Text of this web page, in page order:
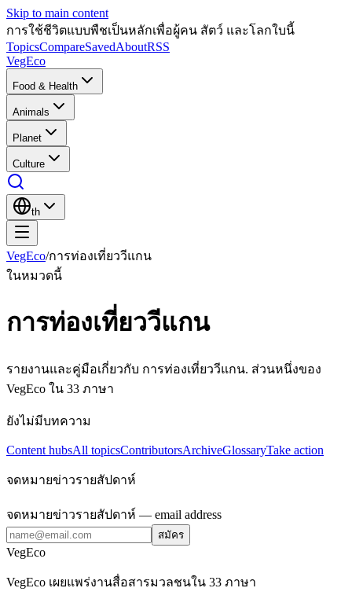
Skip to main content
การใช้ชีวิตแบบพืชเป็นหลักเพื่อผู้คน สัตว์ และโลกใบนี้
TopicsCompareSavedAboutRSS
VegEco
Food & Health
Animals
Planet
Culture
th
VegEco/การท่องเที่ยววีแกน
ในหมวดนี้
การท่องเที่ยววีแกน
รายงานและคู่มือเกี่ยวกับ การท่องเที่ยววีแกน. ส่วนหนึ่งของ
VegEco ใน 33 ภาษา
ยังไม่มีบทความ
Content hubsAll topicsContributorsArchiveGlossaryTake action
จดหมายข่าวรายสัปดาห์
จดหมายข่าวรายสัปดาห์ — email address
สมัคร
VegEco
VegEco เผยแพร่งานสื่อสารมวลชนใน 33 ภาษา